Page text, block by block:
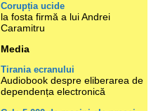
Corupția ucide
la fosta firmă a lui Andrei
Caramitru
Media
Tirania ecranului
Audiobook despre eliberarea de
dependența electronică